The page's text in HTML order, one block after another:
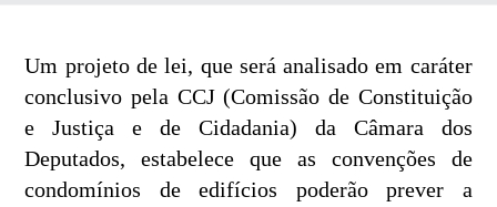
Um projeto de lei, que será analisado em caráter
conclusivo pela CCJ (Comissão de Constituição
e Justiça e de Cidadania) da Câmara dos
Deputados, estabelece que as convenções de
condomínios de edifícios poderão prever a